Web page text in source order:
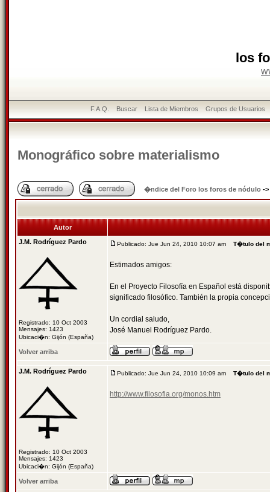
los
F.A.Q. Buscar Lista de Miembros Grupos de Usuarios
Monográfico sobre materialismo
�ndice del Foro los foros de nódulo ->
Autor
J.M. Rodríguez Pardo
Registrado: 10 Oct 2003
Mensajes: 1423
Ubicaci�n: Gijón (España)
Publicado: Jue Jun 24, 2010 10:07 am T�tulo del
Estimados amigos:
En el Proyecto Filosofía en Español está
significado filosófico. También la propia
Un cordial saludo,
José Manuel Rodríguez Pardo.
Volver arriba
J.M. Rodríguez Pardo
Registrado: 10 Oct 2003
Mensajes: 1423
Ubicaci�n: Gijón (España)
Publicado: Jue Jun 24, 2010 10:09 am T�tulo del
http://www.filosofia.org/monos.htm
Volver arriba